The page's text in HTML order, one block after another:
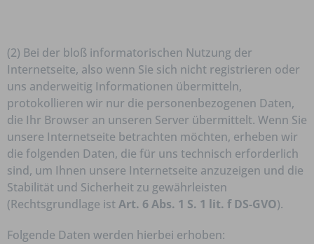
(2) Bei der bloß informatorischen Nutzung der
Internetseite, also wenn Sie sich nicht registrieren oder
uns anderweitig Informationen übermitteln,
protokollieren wir nur die personenbezogenen Daten,
die Ihr Browser an unseren Server übermittelt. Wenn Sie
unsere Internetseite betrachten möchten, erheben wir
die folgenden Daten, die für uns technisch erforderlich
sind, um Ihnen unsere Internetseite anzuzeigen und die
Stabilität und Sicherheit zu gewährleisten
(Rechtsgrundlage istArt. 6 Abs. 1 S. 1 lit. f DS-GVO).
Folgende Daten werden hierbei erhoben: